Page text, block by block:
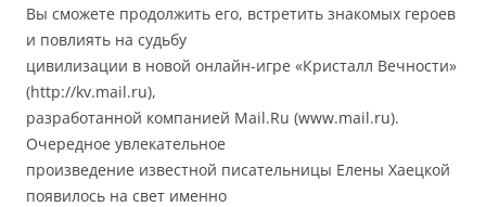
Вы сможете продолжить его, встретить знакомых героев
и повлиять на судьбу
цивилизации в новой онлайн-игре «Кристалл Вечности»
(http://kv.mail.ru),
разработанной компанией Mail.Ru (www.mail.ru).
Очередное увлекательное
произведение известной писательницы Елены Хаецкой
появилось на свет именно